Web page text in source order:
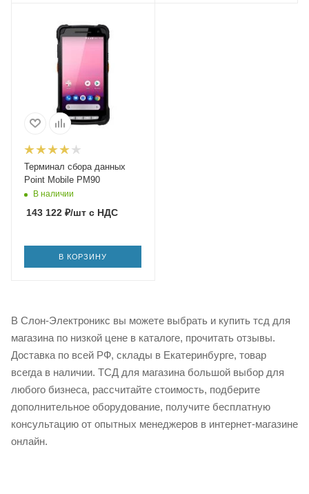
Терминал сбора данных
Point Mobile PM90
В наличии
143 122 ₽/шт с НДС
В КОРЗИНУ
В Слон-Электроникс вы можете выбрать и купить тсд для
магазина по низкой цене в каталоге, прочитать отзывы.
Доставка по всей РФ, склады в Екатеринбурге, товар
всегда в наличии. ТСД для магазина большой выбор для
любого бизнеса, рассчитайте стоимость, подберите
дополнительное оборудование, получите бесплатную
консультацию от опытных менеджеров в интернет-магазине
онлайн.